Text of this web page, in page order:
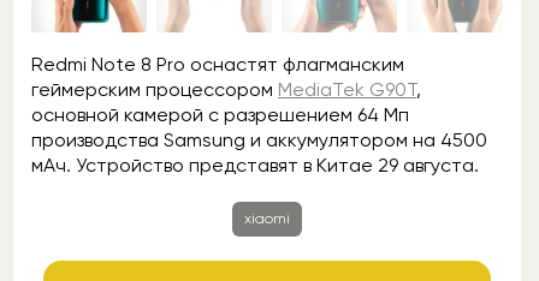
Redmi Note 8 Pro оснастят флагманским
геймерским процессором MediaTek G90T,
основной камерой с разрешением 64 Мп
производства Samsung и аккумулятором на 4500
мАч. Устройство представят в Китае 29 августа.
xiaomi